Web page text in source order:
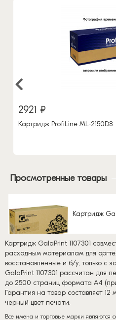
2921 ₽
Картридж ProfiLine ML-2150D8
Просмотренные товары
Картридж
Картридж GalaPrint 1107301
расходным материалам для
восстановленные и б/у, только с
GalaPrint 1107301 рассчитан для
до 2500 страниц формата А4
Гарантия на товар составляет
черный цвет печати.
Все имена и торговые марки являются